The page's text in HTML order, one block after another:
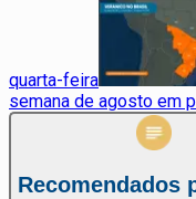
quarta-feira
semana de agosto em
Recomendados